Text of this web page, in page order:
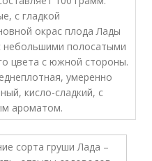
с гладкой
окрас плода Лады
небольшими полосатыми
цвета с южной стороны.
умеренно
кисло-сладкий, с
ароматом.